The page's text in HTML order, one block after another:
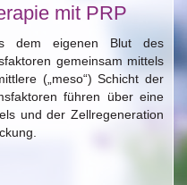
mit PRP
dem eigenen Blut des
gemeinsam mittels
(„meso“) Schicht der
führen über eine
und derZellregeneration